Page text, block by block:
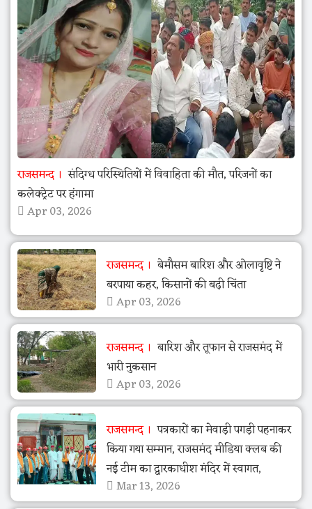
राजसमन्द
संदिग्ध परिस्थितियों में विवाहिता की मौत, परिजनों का
कलेक्ट्रेट पर हंगामा
Apr 03, 2026
राजसमन्द
बेमौसम बारिश और ओलावृष्टि ने
बरपाया कहर, किसानों की बढ़ी चिंता
Apr 03, 2026
राजसमन्द
बारिश और तूफान से राजसमंद में
भारी नुकसान
Apr 03, 2026
राजसमन्द
पत्रकारों का मेवाड़ी पगड़ी पहनाकर
किया गया सम्मान, राजसमंद मीडिया क्लब की
नई टीम का द्वारकाधीश मंदिर में स्वागत,
Mar 13, 2026